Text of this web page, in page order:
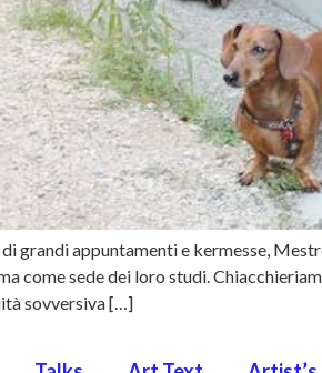
grandi appuntamenti e kermesse,
come sede dei loro studi.
sovversiva […]